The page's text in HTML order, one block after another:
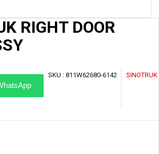
RIGHT DOOR
SKU : 811W62680-6142 SINOTRUK